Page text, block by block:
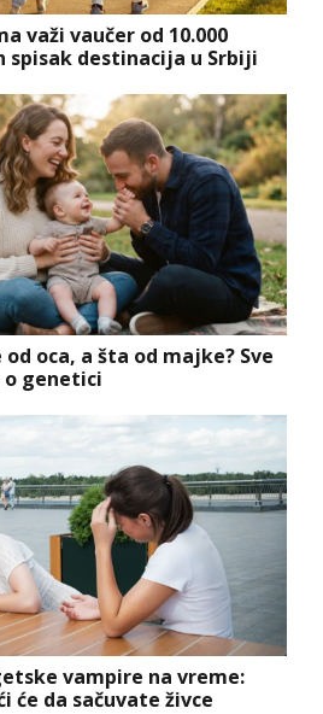
važi vaučer od 10.000
spisak destinacija u Srbiji
oca, a šta od majke? Sve
genetici
vampire na vreme:
će da sačuvate živce